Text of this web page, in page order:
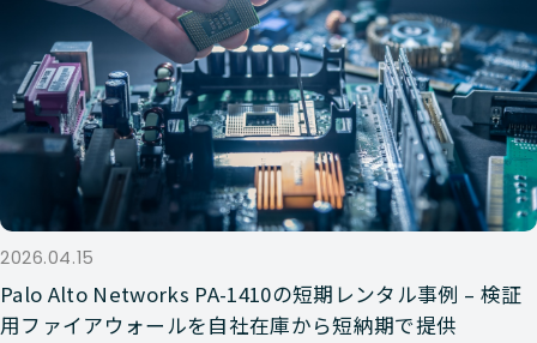
Nutanix HCI HPE DX
Nutanix HCI HPE DX
Nutanix HCI HPE DX
Nutanix HCI HPE DX
2026.04.15
Palo Alto Networks PA-1410の短期レンタル事例 – 検証
用ファイアウォールを自社在庫から短納期で提供